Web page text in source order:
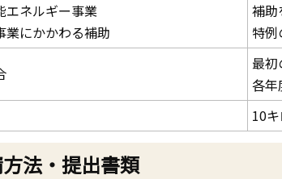
エネルギー事業
業にかかわる補助
補助
特
最初
各年
10
法・提出書類